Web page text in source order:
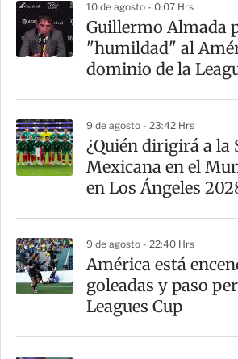
a
r
t
10 de agosto - 0:07 Hrs
Guillermo Almada
"humildad" al
dominio de la
9 de agosto - 23:42 Hrs
¿Quién dirigirá a la
Mexicana en el
en Los Ángeles
9 de agosto - 22:40 Hrs
América está
goleadas y paso
Leagues Cup